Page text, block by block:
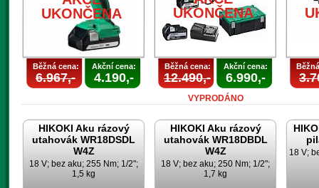
UKONČENA
Běžná cena:
6.967,-
Akční cena:
4.190,-
UKONČENA
Běžná cena:
12.490,-
Akční cena:
6.990,-
VYPRODÁNO
HIKOKI Aku rázový
utahovák WR18DSDL
W4Z
18 V; bez aku; 255 Nm; 1/2";
1,5 kg
HIKOKI Aku rázový
utahovák WR18DBDL
W4Z
18 V; bez aku; 250 Nm; 1/2";
1,7 kg
18 V;